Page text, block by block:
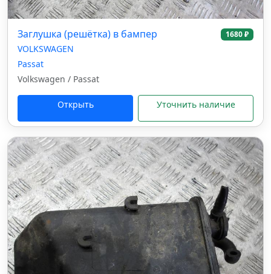
Заглушка (решётка) в бампер 1680 ₽
VOLKSWAGEN
Passat
Volkswagen / Passat
Открыть Уточнить наличие